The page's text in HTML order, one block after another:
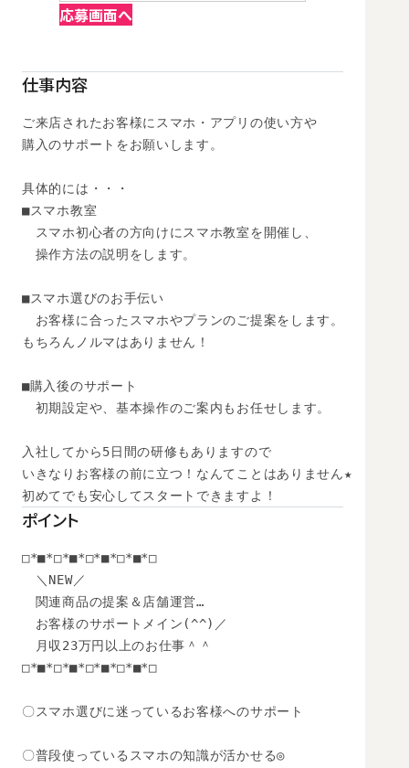
応募画面へ
仕事内容
ご来店されたお客様にスマホ・アプリの使い方や
購入のサポートをお願いします。
具体的には・・・
■スマホ教室
スマホ初心者の方向けにスマホ教室を開催し、
操作方法の説明をします。
■スマホ選びのお手伝い
お客様に合ったスマホやプランのご提案をします。
もちろんノルマはありません！
■購入後のサポート
初期設定や、基本操作のご案内もお任せします。
入社してから5日間の研修もありますので
いきなりお客様の前に立つ！なんてことはありません★
初めてでも安心してスタートできますよ！
ポイント
□*■*□*■*□*■*□*■*□
＼NEW／
関連商品の提案＆店舗運営…
お客様のサポートメイン(^^)／
月収23万円以上のお仕事＾＾
□*■*□*■*□*■*□*■*□
〇スマホ選びに迷っているお客様へのサポート
〇普段使っているスマホの知識が活かせる◎